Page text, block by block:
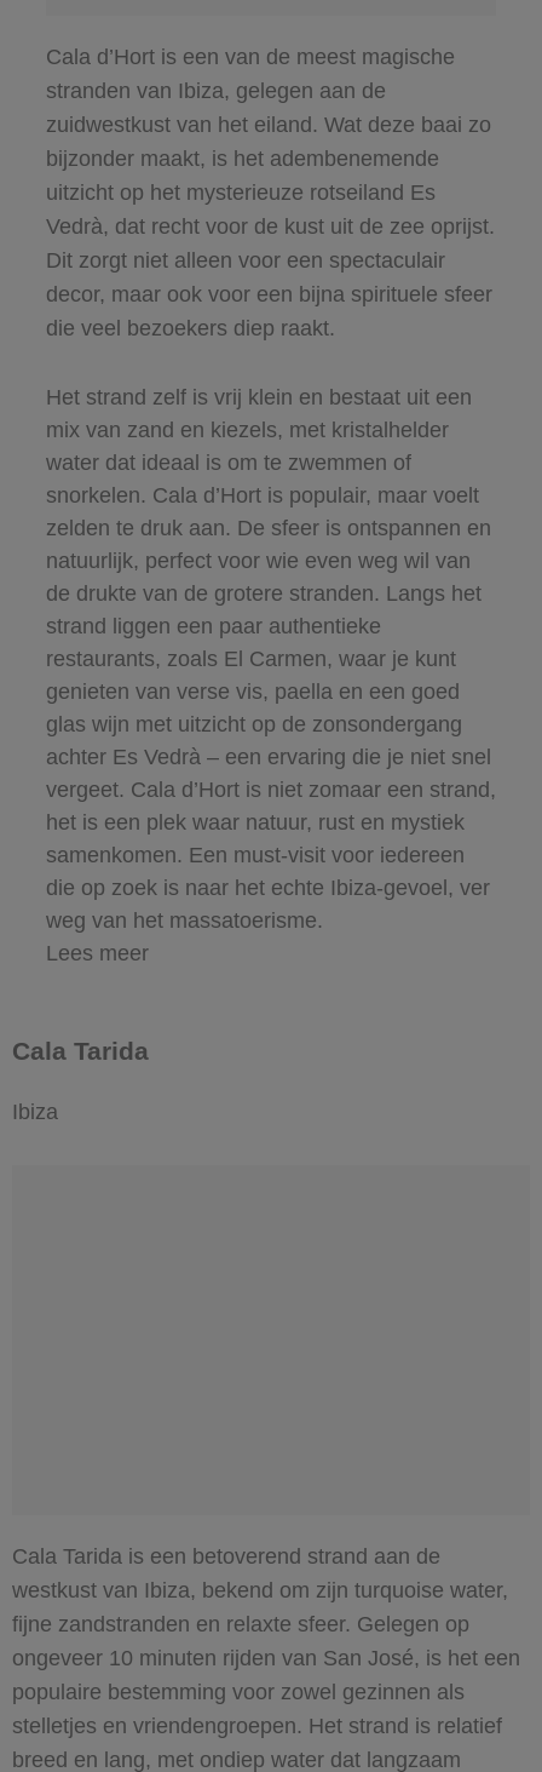
Cala d’Hort is een van de meest magische
stranden van Ibiza, gelegen aan de
zuidwestkust van het eiland. Wat deze baai zo
bijzonder maakt, is het adembenemende
uitzicht op het mysterieuze rotseiland Es
Vedrà, dat recht voor de kust uit de zee oprijst.
Dit zorgt niet alleen voor een spectaculair
decor, maar ook voor een bijna spirituele sfeer
die veel bezoekers diep raakt.
Het strand zelf is vrij klein en bestaat uit een
mix van zand en kiezels, met kristalhelder
water dat ideaal is om te zwemmen of
snorkelen. Cala d’Hort is populair, maar voelt
zelden te druk aan. De sfeer is ontspannen en
natuurlijk, perfect voor wie even weg wil van
de drukte van de grotere stranden. Langs het
strand liggen een paar authentieke
restaurants, zoals El Carmen, waar je kunt
genieten van verse vis, paella en een goed
glas wijn met uitzicht op de zonsondergang
achter Es Vedrà – een ervaring die je niet snel
vergeet. Cala d’Hort is niet zomaar een strand,
het is een plek waar natuur, rust en mystiek
samenkomen. Een must-visit voor iedereen
die op zoek is naar het echte Ibiza-gevoel, ver
weg van het massatoerisme.
Lees meer
Cala Tarida
Ibiza
Cala Tarida is een betoverend strand aan de
westkust van Ibiza, bekend om zijn turquoise water,
fijne zandstranden en relaxte sfeer. Gelegen op
ongeveer 10 minuten rijden van San José, is het een
populaire bestemming voor zowel gezinnen als
stelletjes en vriendengroepen. Het strand is relatief
breed en lang, met ondiep water dat langzaam